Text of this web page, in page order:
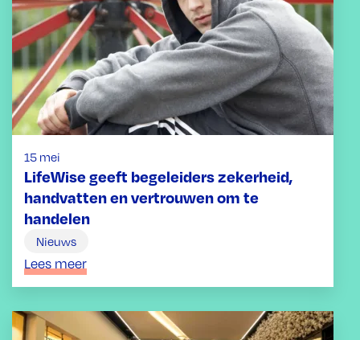
LifeWise geeft begeleiders zekerheid,
handvatten en vertrouwen om te
handelen
15 mei
Nieuws
Lees meer